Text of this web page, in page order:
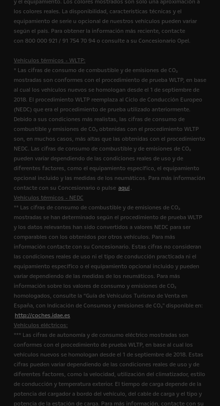
y el equipamiento. Los colores mostrados son solo una aproximación a
los colores reales. La disponibilidad, características técnicas y el
equipamiento de serie u opcional de nuestros vehículos pueden variar
según el país. Para obtener la información más reciente, contacte
con 800 000 921 / 91 754 70 94 o consulte a su Concesionario Opel.
Vehículos térmicos - WLTP:
* Las cifras de consumo de combustible y de emisiones de CO₂
mostradas son conformes con el procedimiento de prueba WLTP, en base
al cual los vehículos nuevos se homologan desde el 1 de septiembre de
2018. El procedimiento WLTP reemplaza al Ciclo de Conducción Europeo
(NEDC) que era el procedimiento de prueba utilizado anteriormente.
Debido a sus condiciones más realistas, las cifras de consumo de
combustible y emisiones de CO₂ obtenidas con el procedimiento WLTP
son, en muchos casos, más altas que las obtenidas con el procedimiento
NEDC. Las cifras de consumo de combustible y de emisiones de CO₂
pueden variar dependiendo de las condiciones reales de uso y de
diferentes factores, como el equipamiento específico, el equipamiento
opcional incluido y las medidas de los neumáticos. Para más información
contacte con su Concesionario o pulse aquí .
Vehículos térmicos - NEDC
** Las cifras de consumo de combustible y de emisiones de CO₂
mostradas se han determinado según el procedimiento de prueba WLTP
y los datos relevantes han sido convertidos a valores NEDC para ser
comparables con los obtenidos por otros vehículos. Para más
información contacte con su Concesionario. Estas cifras no consideran
las condiciones reales de uso ni el tipo de conducción practicada ni el
equipamiento específico o el equipamiento opcional incluido y pueden
variar dependiendo de las medidas de los neumáticos. Para más
información sobre los valores de consumo y emisiones de CO₂
homologados, consulte la “Guía de Vehículos Turismo de Venta en
España, con Indicación de Consumos y emisiones de CO₂" disponible en:
http://coches.idae.es
Vehículos eléctricos:
*** Las cifras de autonomía y de consumo eléctrico mostradas son
conformes con el procedimiento de prueba WLTP, en base al cual los
vehículos nuevos se homologan desde el 1 de septiembre de 2018. Estas
cifras pueden variar dependiendo de las condiciones reales de uso y de
diferentes factores, como la velocidad, utilización del climatizador, estilo
de conducción y temperatura exterior. El tiempo de carga depende de la
potencia del cargador a bordo del vehículo, del cable de carga y el tipo y
potencia de la estación de carga. Para más información, contacte con su